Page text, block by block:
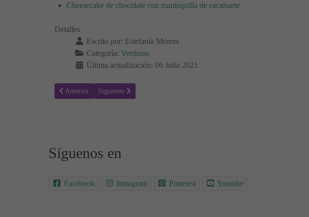
Cheesecake de chocolate con mantequilla de cacahuete
Detalles
Escrito por: Estefanía Morera
Categoría: Verduras
Última actualización: 06 Julio 2021
Artículo anterior: Receta para hacer Zanahorias con glaseado de miel picante
Anterior Artículo siguiente: Receta para hacer Quiche de calabacín y dos quesos
Siguiente
Síguenos en
Facebook Instagram Pinterest Youtube